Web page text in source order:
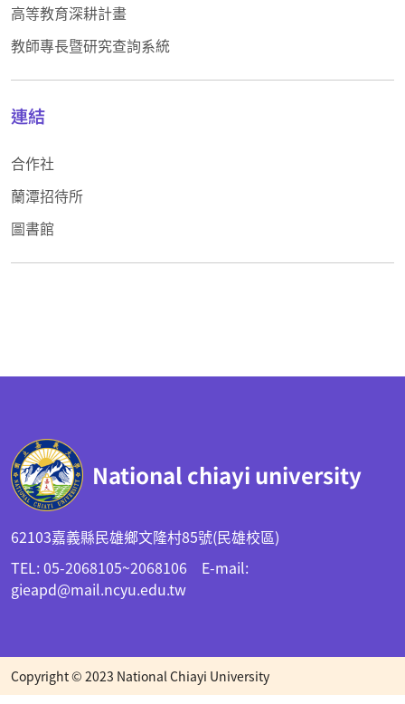
高等教育深耕計畫
教師專長暨研究查詢系統
連結
合作社
蘭潭招待所
圖書館
National chiayi university
62103嘉義縣民雄鄉文隆村85號(民雄校區)
TEL: 05-2068105~2068106 E-mail:
gieapd@mail.ncyu.edu.tw
Copyright © 2023 National Chiayi University